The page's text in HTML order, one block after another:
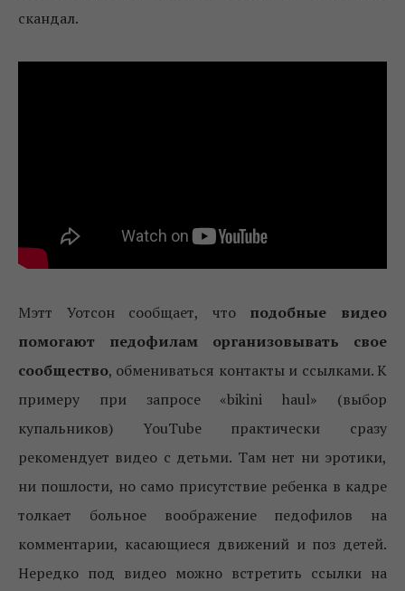
скандал.
Мэтт Уотсон сообщает, что подобные видео
помогают педофилам организовывать свое
сообщество, обмениваться контакты и ссылками. К
примеру при запросе «bikini haul» (выбор
купальников) YouTube практически сразу
рекомендует видео с детьми. Там нет ни эротики,
ни пошлости, но само присутствие ребенка в кадре
толкает больное воображение педофилов на
комментарии, касающиеся движений и поз детей.
Нередко под видео можно встретить ссылки на